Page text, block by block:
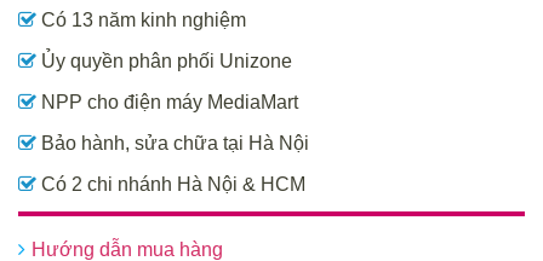
Có 13 năm kinh nghiệm
Ủy quyền phân phối Unizone
NPP cho điện máy MediaMart
Bảo hành, sửa chữa tại Hà Nội
Có 2 chi nhánh Hà Nội & HCM
Hướng dẫn mua hàng